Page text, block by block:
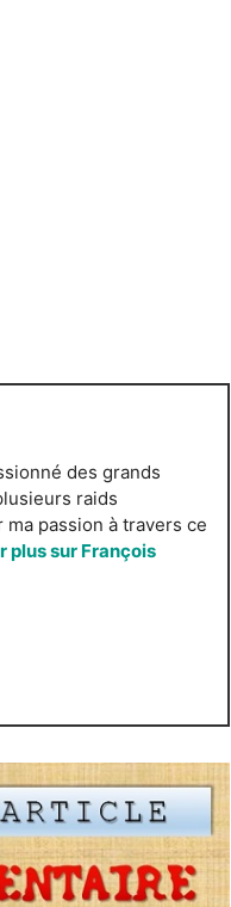
des grands
raids
passion à travers ce
plus sur François